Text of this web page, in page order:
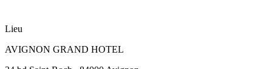
Lieu
AVIGNON GRAND HOTEL